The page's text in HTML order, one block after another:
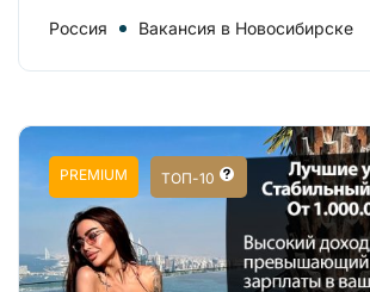
Россия Вакансия в Новосибирске
PREMIUM ТОП-10